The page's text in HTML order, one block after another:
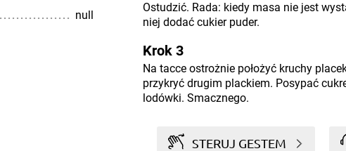
null
Ostudzić. Rada: kiedy masa nie jest
niej dodać cukier puder.
Krok 3
Na tacce ostrożnie położyć kruchy
przykryć drugim plackiem. Posypać
lodówki. Smacznego.
STERUJ GESTEM